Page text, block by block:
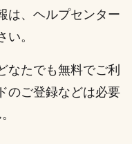
、 ヘルプセンター
。
なたでも無料でご利
のご登録などは必要